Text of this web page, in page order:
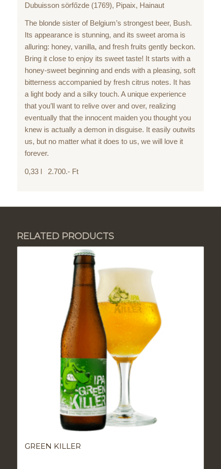
Dubuisson sörfőzde (1769), Pipaix, Hainaut
The blonde sister of Belgium’s strongest beer, Bush.
Its appearance is stunning, and its sweet aroma is
alluring: honey, vanilla, and fresh fruits gently beckon.
Bring it close to enjoy its sweet taste! It starts with a
honey-sweet beginning and ends with a pleasing, soft
bitterness accompanied by fresh citrus notes. It has
a light body and a silky touch. A unique experience
that you’ll want to relive over and over, realizing
eventually that the innocent maiden you thought you
knew is actually a demon in disguise. It easily outwits
us, but no matter what it does to us, we will love it
forever.
0,33 l 2.700.- Ft
RELATED PRODUCTS
GREEN KILLER